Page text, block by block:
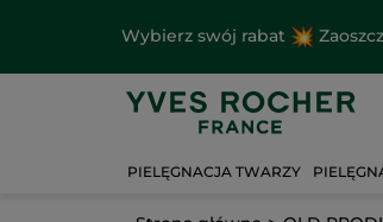
Wybierz swój rabat
PIELĘGNACJA TWARZY